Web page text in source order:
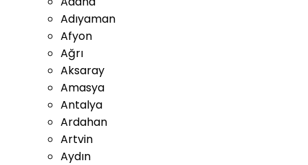
Adıyaman
Afyon
Ağrı
Aksaray
Amasya
Antalya
Ardahan
Artvin
Aydın